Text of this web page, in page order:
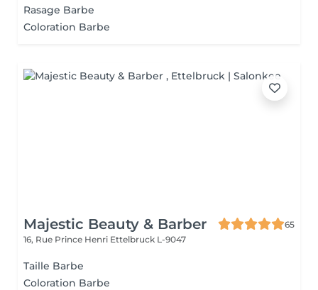
Rasage Barbe
Coloration Barbe
Majestic Beauty & Barber
65
16, Rue Prince Henri Ettelbruck L-9047
Taille Barbe
Coloration Barbe